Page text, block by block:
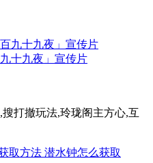
十九夜」宣传片
打撤玩法,玲珑阁主方心,互
取方法 潜水钟怎么获取